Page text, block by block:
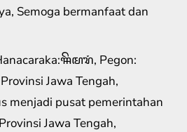
Semoga bermanfaat dan
Pegon:
menjadi pusat pemerintahan
Jawa Tengah,